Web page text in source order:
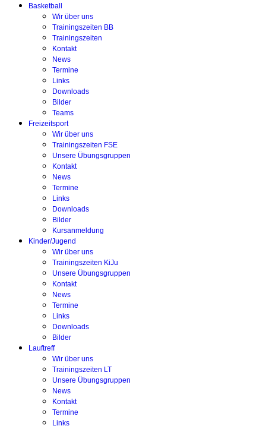
Basketball
Wir über uns
Trainingszeiten BB
Trainingszeiten
Kontakt
News
Termine
Links
Downloads
Bilder
Teams
Freizeitsport
Wir über uns
Trainingszeiten FSE
Unsere Übungsgruppen
Kontakt
News
Termine
Links
Downloads
Bilder
Kursanmeldung
Kinder/Jugend
Wir über uns
Trainingszeiten KiJu
Unsere Übungsgruppen
Kontakt
News
Termine
Links
Downloads
Bilder
Lauftreff
Wir über uns
Trainingszeiten LT
Unsere Übungsgruppen
News
Kontakt
Termine
Links